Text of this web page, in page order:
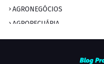
AGRONEGÓCIOS
AGROPECUÁRIA
AMBIENTE